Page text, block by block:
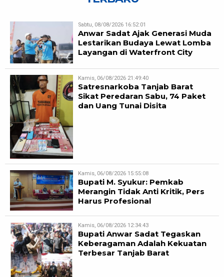
Sabtu, 08/08/2026 16:52:01
Anwar Sadat Ajak Generasi Muda
Lestarikan Budaya Lewat Lomba
Layangan di Waterfront City
Kamis, 06/08/2026 21:49:40
Satresnarkoba Tanjab Barat
Sikat Peredaran Sabu, 74 Paket
dan Uang Tunai Disita
Kamis, 06/08/2026 15:55:08
Bupati M. Syukur: Pemkab
Merangin Tidak Anti Kritik, Pers
Harus Profesional
Kamis, 06/08/2026 12:34:43
Bupati Anwar Sadat Tegaskan
Keberagaman Adalah Kekuatan
Terbesar Tanjab Barat